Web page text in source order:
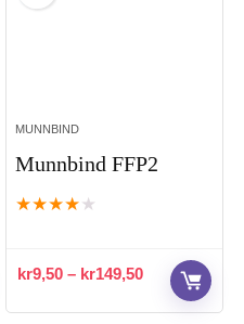
MUNNBIND
Munnbind FFP2
★★★★ ★
kr9,50 – kr149,50